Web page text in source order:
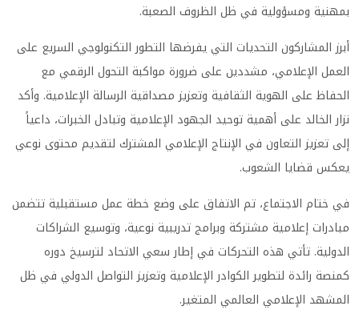
بمهنية ومسؤولية في ظل الظروف الصعبة.
أبرز المشاركون التحديات التي يفرضها التطور التكنولوجي السريع على
العمل الإعلامي، مشددين على ضرورة مواكبة التحول الرقمي مع
الحفاظ على الهوية الثقافية وتعزيز مصداقية الرسالة الإعلامية. وأكد
نزار الخالد على أهمية توحيد الجهود الإعلامية وتبادل الخبرات، داعياً
إلى تعزيز التعاون في الإنتاج الإعلامي المشترك لتقديم محتوى نوعي
يعكس قضايا الشعوب.
في ختام الاجتماع، تم الاتفاق على وضع خطة عمل مستقبلية تتضمن
مبادرات إعلامية مشتركة وبرامج تدريبية نوعية، وتوسيع الشراكات
الدولية. تأتي هذه التحركات في إطار سعي الاتحاد لترسيخ دوره
كمنصة رائدة لتطوير الكوادر الإعلامية وتعزيز التواصل الدولي في ظل
المشهد الإعلامي العالمي المتغير.